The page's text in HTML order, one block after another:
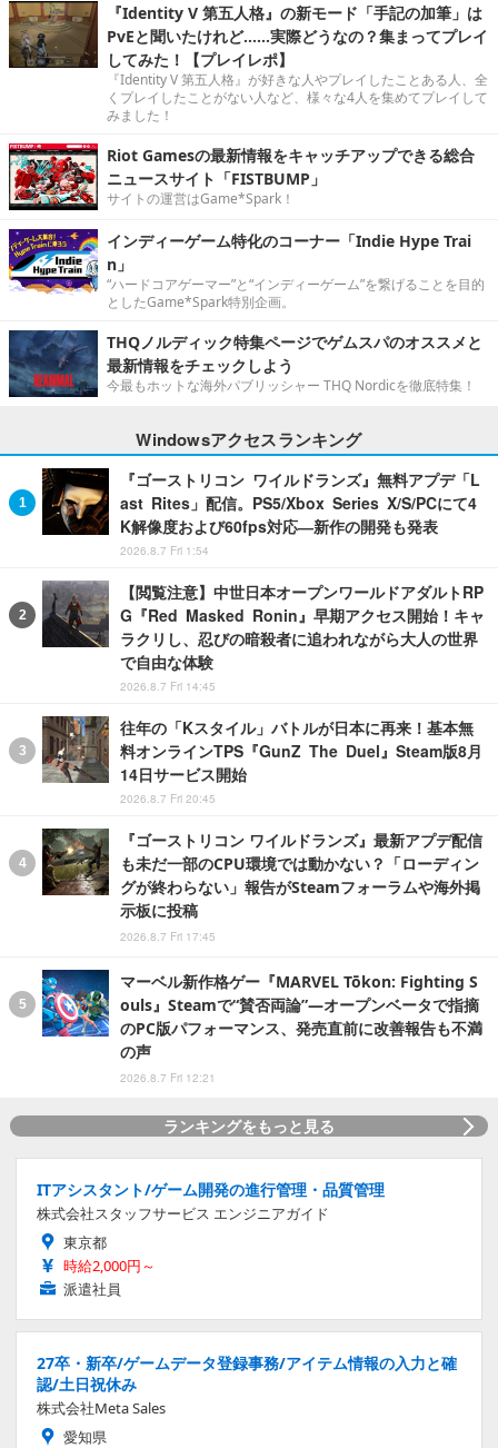
『Identity V 第五人格』の新モード「手記の加筆」は
PvEと聞いたけれど……実際どうなの？集まってプレイ
してみた！【プレイレポ】
『Identity V 第五人格』が好きな人やプレイしたことある人、全
くプレイしたことがない人など、様々な4人を集めてプレイして
みました！
Riot Gamesの最新情報をキャッチアップできる総合
ニュースサイト「FISTBUMP」
サイトの運営はGame*Spark！
インディーゲーム特化のコーナー「Indie Hype Trai
n」
“ハードコアゲーマー”と“インディーゲーム”を繋げることを目的
としたGame*Spark特別企画。
THQノルディック特集ページでゲムスパのオススメと
最新情報をチェックしよう
今最もホットな海外パブリッシャー THQ Nordicを徹底特集！
Windowsアクセスランキング
『ゴーストリコン ワイルドランズ』無料アプデ「L
ast Rites」配信。PS5/Xbox Series X/S/PCにて4
K解像度および60fps対応―新作の開発も発表
2026.8.7 Fri 1:54
【閲覧注意】中世日本オープンワールドアダルトRP
G『Red Masked Ronin』早期アクセス開始！キャ
ラクリし、忍びの暗殺者に追われながら大人の世界
で自由な体験
2026.8.7 Fri 14:45
往年の「Kスタイル」バトルが日本に再来！基本無
料オンラインTPS『GunZ The Duel』Steam版8月
14日サービス開始
2026.8.7 Fri 20:45
『ゴーストリコン ワイルドランズ』最新アプデ配信
も未だ一部のCPU環境では動かない？「ローディン
グが終わらない」報告がSteamフォーラムや海外掲
示板に投稿
2026.8.7 Fri 17:45
マーベル新作格ゲー『MARVEL Tōkon: Fighting S
ouls』Steamで“賛否両論”―オープンベータで指摘
のPC版パフォーマンス、発売直前に改善報告も不満
の声
2026.8.7 Fri 12:21
ランキングをもっと見る
ITアシスタント/ゲーム開発の進行管理・品質管理
株式会社スタッフサービス エンジニアガイド
東京都
時給2,000円～
派遣社員
27卒・新卒/ゲームデータ登録事務/アイテム情報の入力と確
認/土日祝休み
株式会社Meta Sales
愛知県